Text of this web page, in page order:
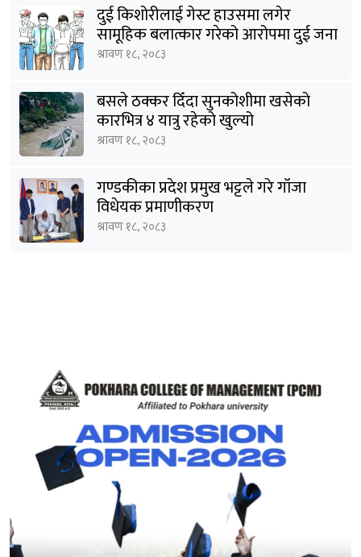
दुई किशोरीलाई गेस्ट हाउसमा लगेर
सामूहिक बलात्कार गरेको आरोपमा दुई जना
पक्राउ
श्रावण १८, २०८३
बसले ठक्कर दिँदा सुनकोशीमा खसेकाे
कारभित्र ४ यात्रु रहेको खुल्यो
श्रावण १८, २०८३
गण्डकीका प्रदेश प्रमुख भट्टले गरे गाँजा
विधेयक प्रमाणीकरण
श्रावण १८, २०८३